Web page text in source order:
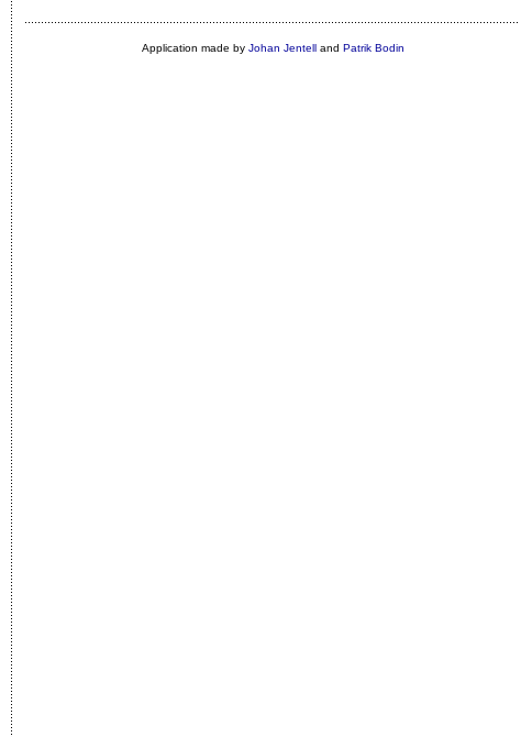
Application made by Johan Jentelland Patrik Bodin